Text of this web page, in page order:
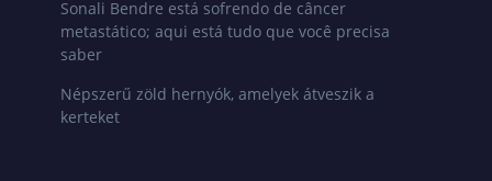
Sonali Bendre está sofrendo de câncer
metastático; aqui está tudo que você precisa
saber
Népszerű zöld hernyók, amelyek átveszik a
kerteket